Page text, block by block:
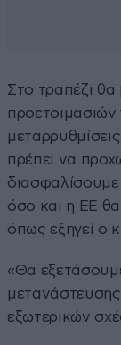
Στο τραπέζι θα
προετοιμασιών
πρέπει να
όσο και η ΕΕ θα
όπως εξηγεί ο
«Θα
εξωτερικών